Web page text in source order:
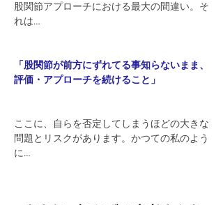
股関節アプローチにおける最大の間違い。そ
れは…
「股関節が前方にずれてる事知らないまま、
評価・アプローチを続けること」
ここに、自らを否定してしまうほどの大きな
問題とリスクがあります。かつての私のよう
に…